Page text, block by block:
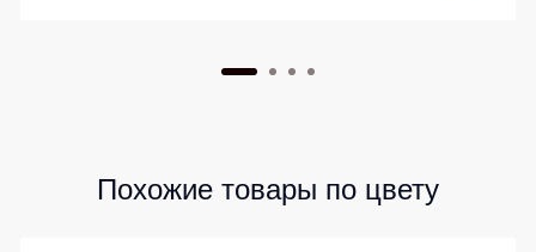
Похожие товары по цвету